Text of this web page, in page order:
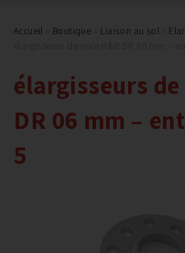
Accueil Boutique Liaison au sol
élargisseurs
DR 06 mm –
5